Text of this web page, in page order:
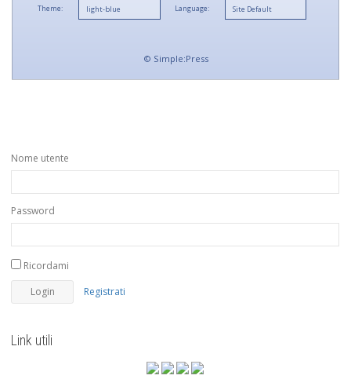
Theme: Language:
© Simple:Press
Nome utente
Password
Ricordami
Registrati
Link utili